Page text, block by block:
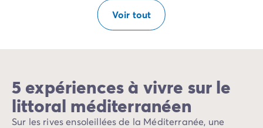
Voir tout
5 expériences à vivre sur le
littoral méditerranéen
Sur les rives ensoleillées de la Méditerranée, une